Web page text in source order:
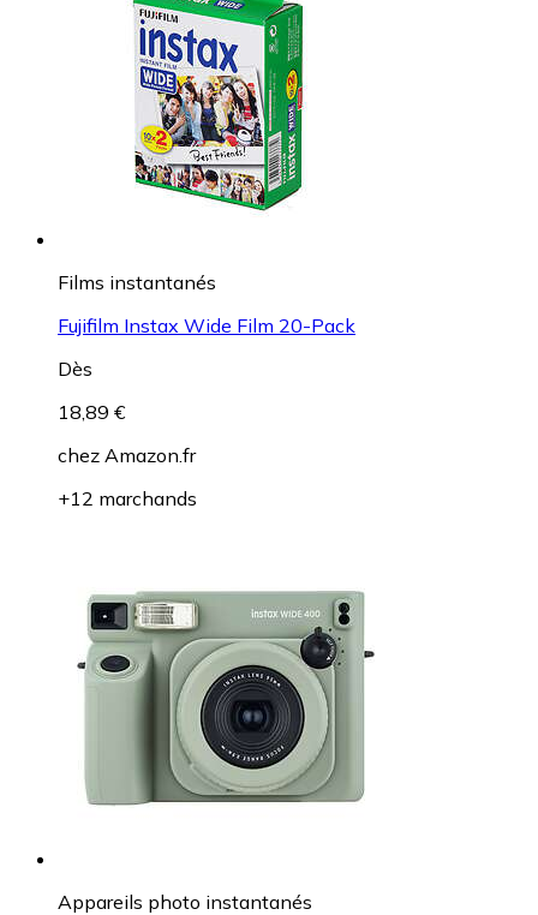
Films instantanés
Fujifilm Instax Wide Film 20-Pack
Dès
18,89 €
chez Amazon.fr
+12 marchands
Appareils photo instantanés